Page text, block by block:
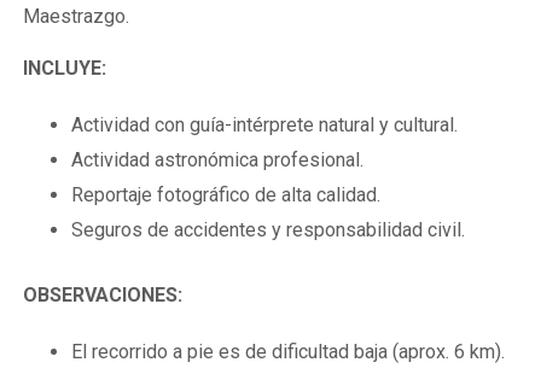
Maestrazgo.
INCLUYE:
Actividad con guía-intérprete natural y cultural.
Actividad astronómica profesional.
Reportaje fotográfico de alta calidad.
Seguros de accidentes y responsabilidad civil.
OBSERVACIONES:
El recorrido a pie es de dificultad baja (aprox. 6 km).